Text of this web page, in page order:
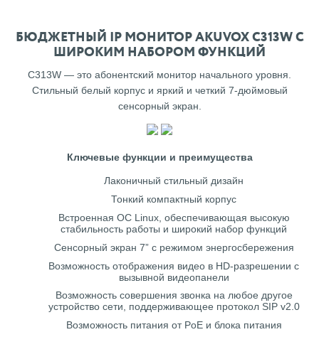
БЮДЖЕТНЫЙ IP МОНИТОР AKUVOX C313W С
ШИРОКИМ НАБОРОМ ФУНКЦИЙ
C313W — это абонентский монитор начального уровня.
Стильный белый корпус и яркий и четкий 7-дюймовый
сенсорный экран.
Ключевые функции и преимущества
Лаконичный стильный дизайн
Тонкий компактный корпус
Встроенная ОС Linux, обеспечивающая высокую
стабильность работы и широкий набор функций
Сенсорный экран 7” с режимом энергосбережения
Возможность отображения видео в HD-разрешении с
вызывной видеопанели
Возможность совершения звонка на любое другое
устройство сети, поддерживающее протокол SIP v2.0
Возможность питания от PoE и блока питания